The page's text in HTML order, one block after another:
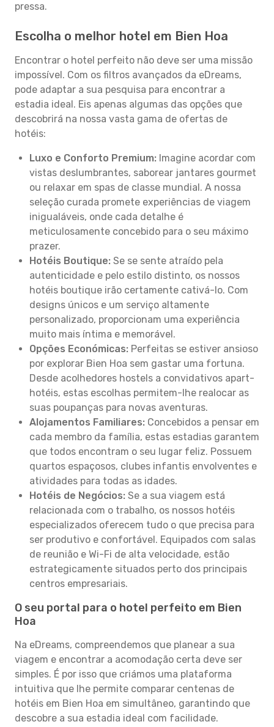
pressa.
Escolha o melhor hotel em Bien Hoa
Encontrar o hotel perfeito não deve ser uma missão
impossível. Com os filtros avançados da eDreams,
pode adaptar a sua pesquisa para encontrar a
estadia ideal. Eis apenas algumas das opções que
descobrirá na nossa vasta gama de ofertas de
hotéis:
Luxo e Conforto Premium: Imagine acordar com
vistas deslumbrantes, saborear jantares gourmet
ou relaxar em spas de classe mundial. A nossa
seleção curada promete experiências de viagem
inigualáveis, onde cada detalhe é
meticulosamente concebido para o seu máximo
prazer.
Hotéis Boutique: Se se sente atraído pela
autenticidade e pelo estilo distinto, os nossos
hotéis boutique irão certamente cativá-lo. Com
designs únicos e um serviço altamente
personalizado, proporcionam uma experiência
muito mais íntima e memorável.
Opções Económicas: Perfeitas se estiver ansioso
por explorar Bien Hoa sem gastar uma fortuna.
Desde acolhedores hostels a convidativos apart-
hotéis, estas escolhas permitem-lhe realocar as
suas poupanças para novas aventuras.
Alojamentos Familiares: Concebidos a pensar em
cada membro da família, estas estadias garantem
que todos encontram o seu lugar feliz. Possuem
quartos espaçosos, clubes infantis envolventes e
atividades para todas as idades.
Hotéis de Negócios: Se a sua viagem está
relacionada com o trabalho, os nossos hotéis
especializados oferecem tudo o que precisa para
ser produtivo e confortável. Equipados com salas
de reunião e Wi-Fi de alta velocidade, estão
estrategicamente situados perto dos principais
centros empresariais.
O seu portal para o hotel perfeito em Bien
Hoa
Na eDreams, compreendemos que planear a sua
viagem e encontrar a acomodação certa deve ser
simples. É por isso que criámos uma plataforma
intuitiva que lhe permite comparar centenas de
hotéis em Bien Hoa em simultâneo, garantindo que
descobre a sua estadia ideal com facilidade.